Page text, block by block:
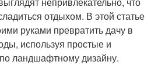
отдыхом. В этой статье
руками превратить дачу в
используя простые и
ландшафтному дизайну.